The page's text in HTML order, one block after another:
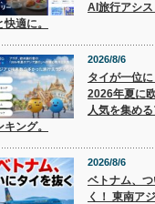
AI旅行アシ
快適に。
2026/8/6
タイが一位に
2026年夏に
人気を集め
キング。
2026/8/6
ベトナム、
く！ 東南ア